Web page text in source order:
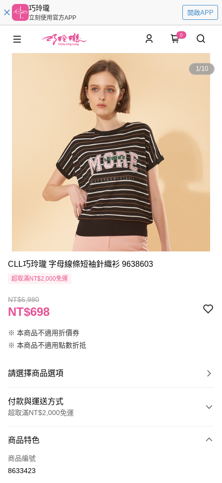
巧玲瓏
立刻使用官方APP
開啟APP
0
1/10
CLL巧玲瓏 字母線條短袖針織衫 9638603
超取滿NT$2,000免運
NT$6,980
NT$698
※ 本商品不適用折價券
※ 本商品不適用點數折抵
請選擇商品選項
付款與運送方式
超取滿NT$2,000免運
信用卡一次付款
信用卡分期付款
商品特色
商品編號
8633423